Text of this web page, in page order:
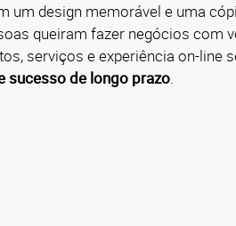
um design memorável e uma
queiram fazer negócios com
serviços e experiência on-line
sucesso de longo prazo.